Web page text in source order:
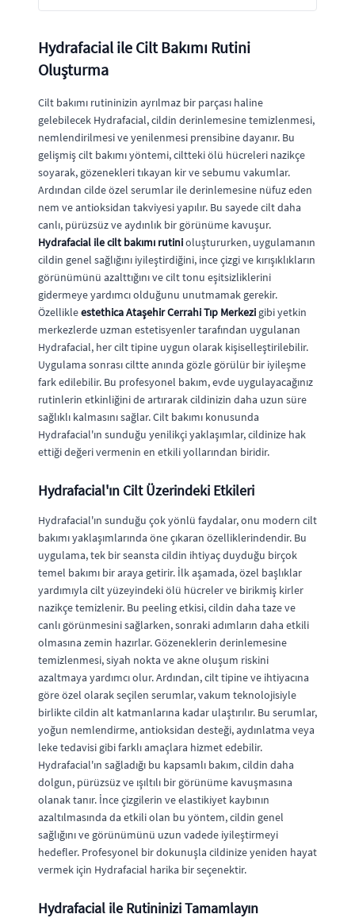
Hydrafacial ile Cilt Bakımı Rutini
Oluşturma
Cilt bakımı rutininizin ayrılmaz bir parçası haline
gelebilecek Hydrafacial, cildin derinlemesine temizlenmesi,
nemlendirilmesi ve yenilenmesi prensibine dayanır. Bu
gelişmiş cilt bakımı yöntemi, ciltteki ölü hücreleri nazikçe
soyarak, gözenekleri tıkayan kir ve sebumu vakumlar.
Ardından cilde özel serumlar ile derinlemesine nüfuz eden
nem ve antioksidan takviyesi yapılır. Bu sayede cilt daha
canlı, pürüzsüz ve aydınlık bir görünüme kavuşur.
Hydrafacial ile cilt bakımı rutinioluştururken, uygulamanın
cildin genel sağlığını iyileştirdiğini, ince çizgi ve kırışıklıkların
görünümünü azalttığını ve cilt tonu eşitsizliklerini
gidermeye yardımcı olduğunu unutmamak gerekir.
Özellikleestethica Ataşehir Cerrahi Tıp Merkezi gibi yetkin
merkezlerde uzman estetisyenler tarafından uygulanan
Hydrafacial, her cilt tipine uygun olarak kişiselleştirilebilir.
Uygulama sonrası ciltte anında gözle görülür bir iyileşme
fark edilebilir. Bu profesyonel bakım, evde uygulayacağınız
rutinlerin etkinliğini de artırarak cildinizin daha uzun süre
sağlıklı kalmasını sağlar. Cilt bakımı konusunda
Hydrafacial'ın sunduğu yenilikçi yaklaşımlar, cildinize hak
ettiği değeri vermenin en etkili yollarından biridir.
Hydrafacial'ın Cilt Üzerindeki Etkileri
Hydrafacial'ın sunduğu çok yönlü faydalar, onu modern cilt
bakımı yaklaşımlarında öne çıkaran özelliklerindendir. Bu
uygulama, tek bir seansta cildin ihtiyaç duyduğu birçok
temel bakımı bir araya getirir. İlk aşamada, özel başlıklar
yardımıyla cilt yüzeyindeki ölü hücreler ve birikmiş kirler
nazikçe temizlenir. Bu peeling etkisi, cildin daha taze ve
canlı görünmesini sağlarken, sonraki adımların daha etkili
olmasına zemin hazırlar. Gözeneklerin derinlemesine
temizlenmesi, siyah nokta ve akne oluşum riskini
azaltmaya yardımcı olur. Ardından, cilt tipine ve ihtiyacına
göre özel olarak seçilen serumlar, vakum teknolojisiyle
birlikte cildin alt katmanlarına kadar ulaştırılır. Bu serumlar,
yoğun nemlendirme, antioksidan desteği, aydınlatma veya
leke tedavisi gibi farklı amaçlara hizmet edebilir.
Hydrafacial'ın sağladığı bu kapsamlı bakım, cildin daha
dolgun, pürüzsüz ve ışıltılı bir görünüme kavuşmasına
olanak tanır. İnce çizgilerin ve elastikiyet kaybının
azaltılmasında da etkili olan bu yöntem, cildin genel
sağlığını ve görünümünü uzun vadede iyileştirmeyi
hedefler. Profesyonel bir dokunuşla cildinize yeniden hayat
vermek için Hydrafacial harika bir seçenektir.
Hydrafacial ile Rutininizi Tamamlayın